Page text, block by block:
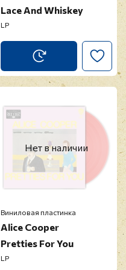
Lace And Whiskey
LP
Нет в наличии
Виниловая пластинка
Alice Cooper
Pretties For You
LP